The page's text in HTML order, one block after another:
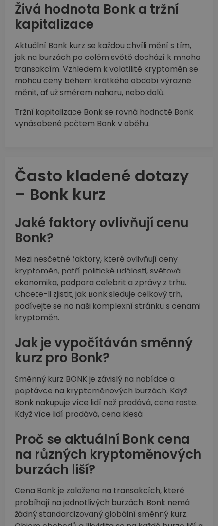
Živá hodnota Bonk a tržní
kapitalizace
Aktuální Bonk kurz se každou chvíli mění s tím,
jak na burzách po celém světě dochází k mnoha
transakcím. Vzhledem k volatilitě kryptoměn se
mohou ceny během krátkého období výrazně
měnit, ať už směrem nahoru, nebo dolů.
Tržní kapitalizace Bonk se rovná hodnotě Bonk
vynásobené počtem Bonk v oběhu.
Často kladené dotazy
– Bonk kurz
Jaké faktory ovlivňují cenu
Bonk?
Mezi nesčetné faktory, které ovlivňují ceny
kryptoměn, patří politické události, světová
ekonomika, podpora celebrit a zprávy z trhu.
Chcete-li zjistit, jak Bonk sleduje celkový trh,
podívejte se na naši komplexní stránku s cenami
kryptoměn.
Jak je vypočítáván směnný
kurz pro Bonk?
Směnný kurz BONK je závislý na nabídce a
poptávce na kryptoměnových burzách. Když
Bonk nakupuje více lidí než prodává, cena roste.
Když více lidí prodává, cena klesá
Proč se aktuální Bonk cena
na různých kryptoměnových
burzách liší?
Cena Bonk je založena na transakcích, které
probíhají na jednotlivých burzách. Bonk nemá
žádný standardizovaný globální směnný kurz.